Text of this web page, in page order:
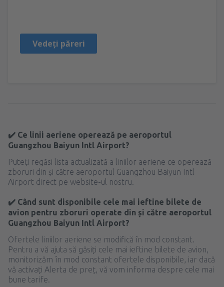
Vedeți păreri
✔️ Ce linii aeriene operează pe aeroportul
Guangzhou Baiyun Intl Airport?
Puteți regăsi lista actualizată a liniilor aeriene ce operează
zboruri din și către aeroportul Guangzhou Baiyun Intl
Airport direct pe website-ul nostru.
✔️ Când sunt disponibile cele mai ieftine bilete de
avion pentru zboruri operate din și către aeroportul
Guangzhou Baiyun Intl Airport?
Ofertele liniilor aeriene se modifică în mod constant.
Pentru a vă ajuta să găsiți cele mai ieftine bilete de avion,
monitorizăm în mod constant ofertele disponibile, iar dacă
vă activați Alerta de preț, vă vom informa despre cele mai
bune tarife.